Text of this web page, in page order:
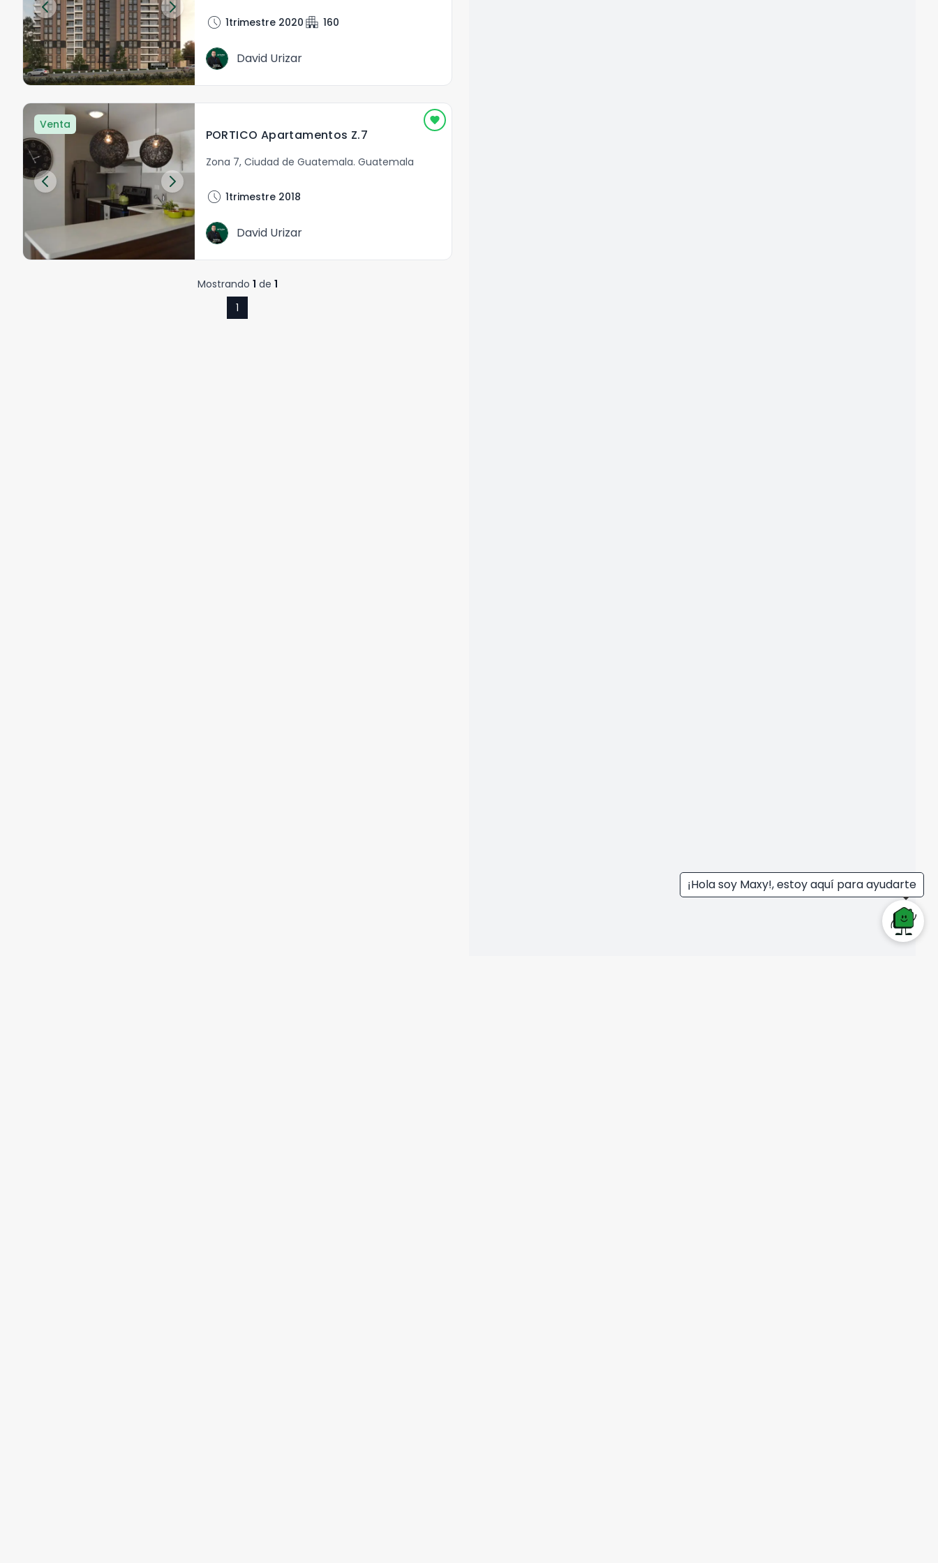
¡Hola soy Maxy!, estoy aquí para ayudarte
schedule 1trimestre 2020 apartment 160
David Urizar
Venta
PORTICO Apartamentos Z.7
Zona 7, Ciudad de Guatemala. Guatemala
schedule 1trimestre 2018
David Urizar
Mostrando 1 de 1
1